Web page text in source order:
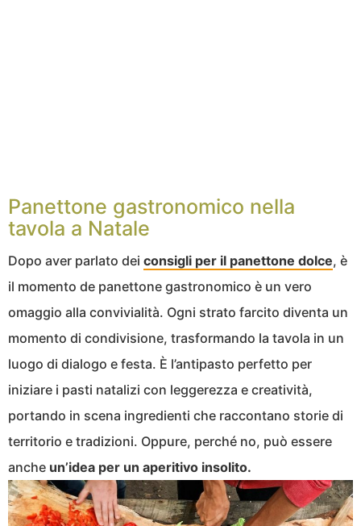
Panettone gastronomico nella
tavola a Natale
Dopo aver parlato dei consigli per il panettone dolce, è
il momento de panettone gastronomico è un vero
omaggio alla convivialità. Ogni strato farcito diventa un
momento di condivisione, trasformando la tavola in un
luogo di dialogo e festa. È l’antipasto perfetto per
iniziare i pasti natalizi con leggerezza e creatività,
portando in scena ingredienti che raccontano storie di
territorio e tradizioni. Oppure, perché no, può essere
anche un’idea per un aperitivo insolito.